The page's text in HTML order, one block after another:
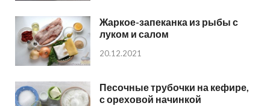
Жаркое-запеканка из рыбы с
луком и салом
20.12.2021
Песочные трубочки на кефире,
с ореховой начинкой